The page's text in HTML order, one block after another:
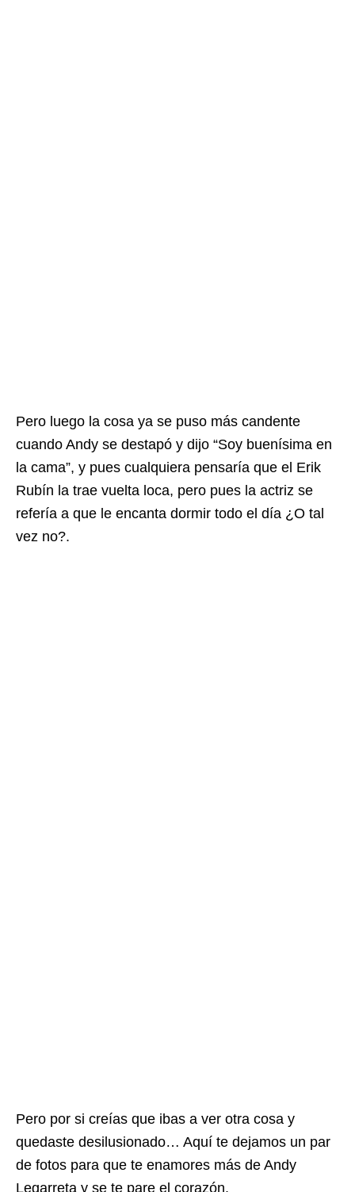
Pero luego la cosa ya se puso más candente
cuando Andy se destapó y dijo “Soy buenísima en
la cama”, y pues cualquiera pensaría que el Erik
Rubín la trae vuelta loca, pero pues la actriz se
refería a que le encanta dormir todo el día ¿O tal
vez no?.
Pero por si creías que ibas a ver otra cosa y
quedaste desilusionado… Aquí te dejamos un par
de fotos para que te enamores más de Andy
Legarreta y se te pare el corazón.